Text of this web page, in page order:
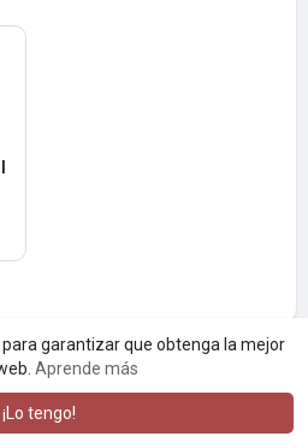
garantizar que obtenga la mejor
Aprende más
¡Lo tengo!